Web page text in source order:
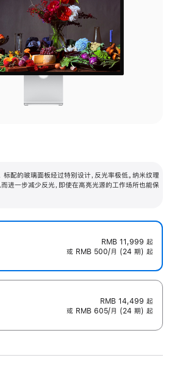
标配的玻璃面板经过特别设计，反光率极低。纳米纹理
进一步减少反光，即使在高亮光源的工作场所也能保
RMB 11,999 起
或 RMB 500/月 (24 期) 起
RMB 14,499 起
或 RMB 605/月 (24 期) 起